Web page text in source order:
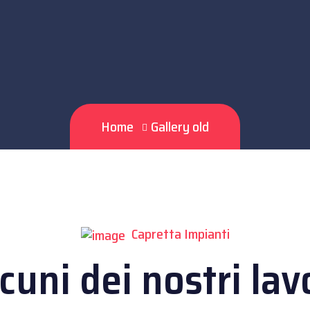
Home Gallery old
Capretta Impianti
dei nostri